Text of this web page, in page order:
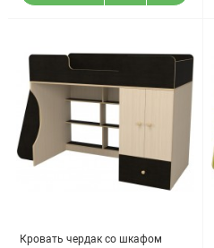
Кровать чердак со шкафом